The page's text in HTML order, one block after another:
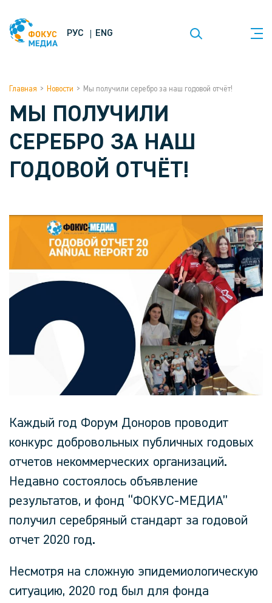
РУС ENG
Главная > Новости > Мы получили серебро за наш годовой отчёт!
МЫ ПОЛУЧИЛИ
СЕРЕБРО ЗА НАШ
ГОДОВОЙ ОТЧЁТ!
Каждый год Форум Доноров проводит
конкурс добровольных публичных годовых
отчетов некоммерческих организаций.
Недавно состоялось объявление
результатов, и фонд “ФОКУС-МЕДИА”
получил серебряный стандарт за годовой
отчет 2020 год.
Несмотря на сложную эпидемиологическую
ситуацию, 2020 год был для фонда